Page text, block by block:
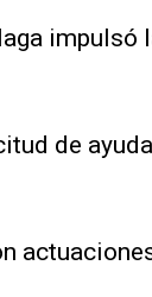
impulsó
de